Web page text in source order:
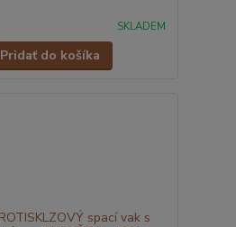
SKLADEM
Pridať do košíka